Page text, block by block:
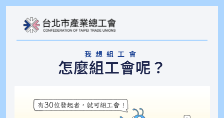
我想組工會
怎麼組工會呢？